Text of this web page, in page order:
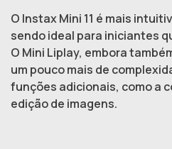
O Instax Mini 11 é mais
sendo ideal para iniciantes
O Mini Liplay, embora
um pouco mais de
funções adicionais, como a
edição de imagens.